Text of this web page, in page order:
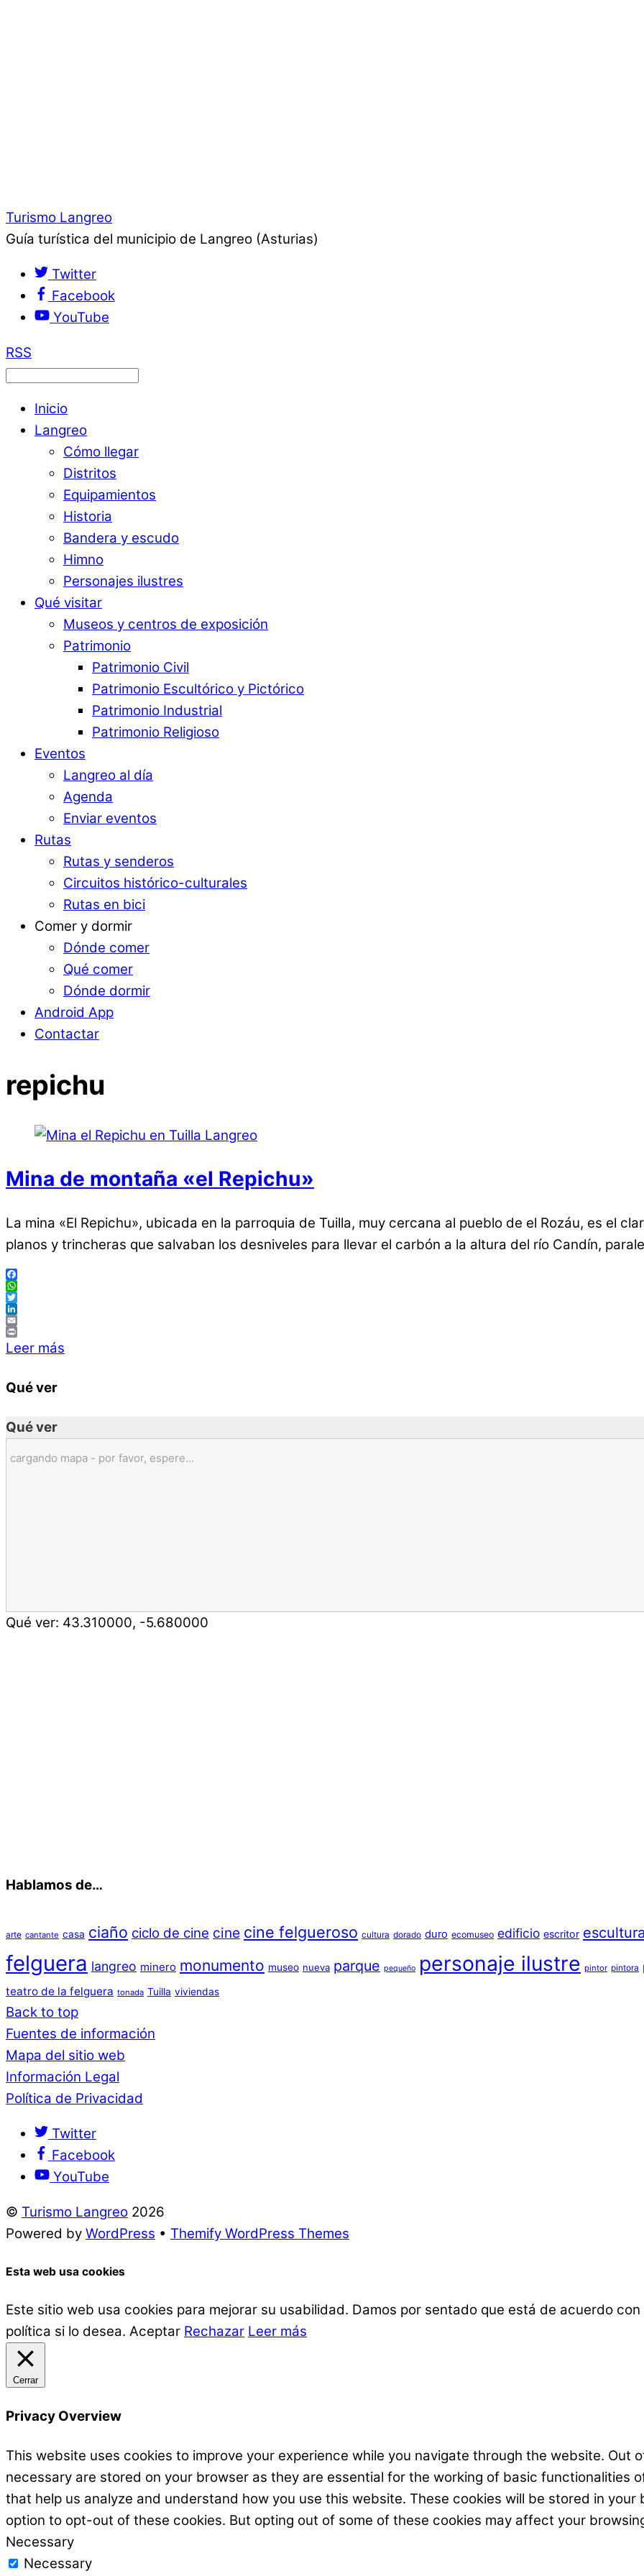
Turismo Langreo
Guía turística del municipio de Langreo (Asturias)
Twitter
Facebook
YouTube
RSS
Inicio
Langreo
Cómo llegar
Distritos
Equipamientos
Historia
Bandera y escudo
Himno
Personajes ilustres
Qué visitar
Museos y centros de exposición
Patrimonio
Patrimonio Civil
Patrimonio Escultórico y Pictórico
Patrimonio Industrial
Patrimonio Religioso
Eventos
Langreo al día
Agenda
Enviar eventos
Rutas
Rutas y senderos
Circuitos histórico-culturales
Rutas en bici
Comer y dormir
Dónde comer
Qué comer
Dónde dormir
Android App
Contactar
repichu
Mina de montaña «el Repichu»
La mina «El Repichu», ubicada en la parroquia de Tuilla, muy cercana al pueblo de el Rozáu, es el
planos y trincheras que salvaban los desniveles para llevar el carbón a la altura del río Candín,
Facebook
WhatsApp
Twitter
LinkedIn
Email
Print
Leer más
Qué ver
Qué ver
cargando mapa - por favor, espere...
Qué ver: 43.310000, -5.680000
Hablamos de…
arte cantante casa ciaño ciclo de cine cine cine felgueroso cultura dorado duro ecomuseo edificio escritor
felguera langreo minero monumento museo nueva parque pequeño personaje ilustre pintor pintora
teatro de la felguera tonada Tuilla viviendas
Back to top
Fuentes de información
Mapa del sitio web
Información Legal
Política de Privacidad
Twitter
Facebook
YouTube
© Turismo Langreo 2026
Powered by WordPress • Themify WordPress Themes
Esta web usa cookies
Este sitio web usa cookies para mejorar su usabilidad. Damos por sentado que está de acuerdo
política si lo desea. Aceptar Rechazar Leer más
Cerrar
Privacy Overview
This website uses cookies to improve your experience while you navigate through the website. Out
necessary are stored on your browser as they are essential for the working of basic functionalities
that help us analyze and understand how you use this website. These cookies will be stored in
option to opt-out of these cookies. But opting out of some of these cookies may affect your
Necessary
Necessary